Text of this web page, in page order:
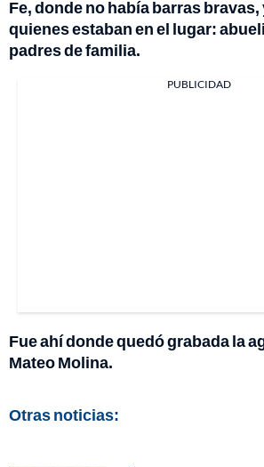
Fe, donde no había barras bravas,
quienes estaban en el lugar:
padres de familia.
PUBLICIDAD
Fue ahí donde quedó grabada la
Mateo Molina.
Otras noticias: